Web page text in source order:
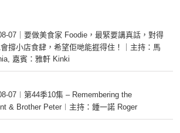
07｜要做美食家 Foodie，最緊要講真話，對得
撐小店食肆，希望佢哋能捱得住！｜主持：馬
嘉賓：雅軒 Kinki
07︱第44季10集 – Remembering the
& Brother Peter︱主持：鍾一諾 Roger